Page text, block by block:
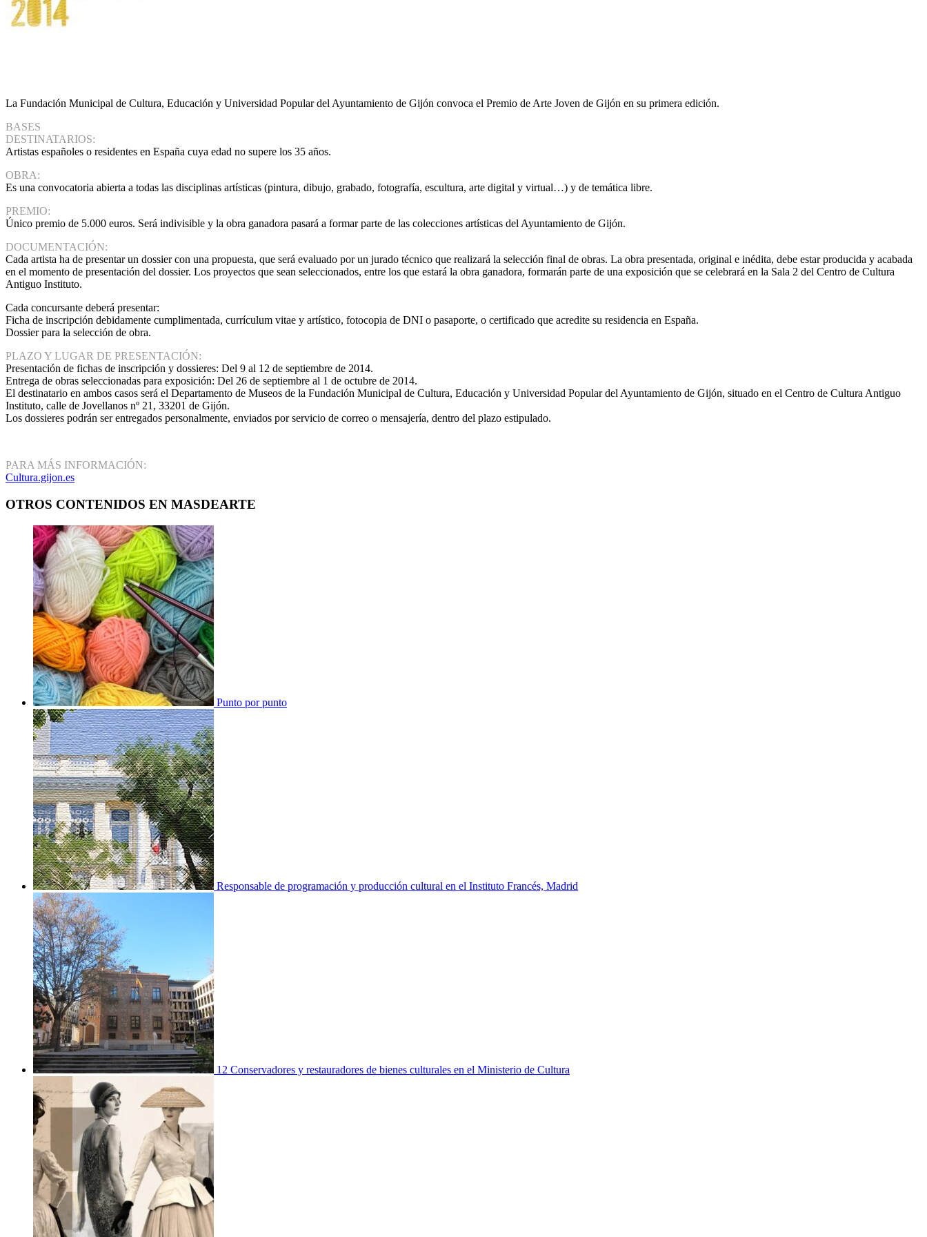
La Fundación Municipal de Cultura, Educación y Universidad Popular del Ayuntamiento de Gijón convoca el Premio de Arte Joven de Gijón en su primera edición.
BASES
DESTINATARIOS:
Artistas españoles o residentes en España cuya edad no supere los 35 años.
OBRA:
Es una convocatoria abierta a todas las disciplinas artísticas (pintura, dibujo, grabado, fotografía, escultura, arte digital y virtual…) y de temática libre.
PREMIO:
Único premio de 5.000 euros. Será indivisible y la obra ganadora pasará a formar parte de las colecciones artísticas del Ayuntamiento de Gijón.
DOCUMENTACIÓN:
Cada artista ha de presentar un dossier con una propuesta, que será evaluado por un jurado técnico que realizará la selección final de obras. La obra presentada, original e inédita, debe estar producida y acabada
en el momento de presentación del dossier. Los proyectos que sean seleccionados, entre los que estará la obra ganadora, formarán parte de una exposición que se celebrará en la Sala 2 del Centro de Cultura
Antiguo Instituto.
Cada concursante deberá presentar:
Ficha de inscripción debidamente cumplimentada, currículum vitae y artístico, fotocopia de DNI o pasaporte, o certificado que acredite su residencia en España.
Dossier para la selección de obra.
PLAZO Y LUGAR DE PRESENTACIÓN:
Presentación de fichas de inscripción y dossieres: Del 9 al 12 de septiembre de 2014.
Entrega de obras seleccionadas para exposición: Del 26 de septiembre al 1 de octubre de 2014.
El destinatario en ambos casos será el Departamento de Museos de la Fundación Municipal de Cultura, Educación y Universidad Popular del Ayuntamiento de Gijón, situado en el Centro de Cultura Antiguo
Instituto, calle de Jovellanos nº 21, 33201 de Gijón.
Los dossieres podrán ser entregados personalmente, enviados por servicio de correo o mensajería, dentro del plazo estipulado.
PARA MÁS INFORMACIÓN:
Cultura.gijon.es
OTROS CONTENIDOS EN MASDEARTE
Punto por punto
Responsable de programación y producción cultural en el Instituto Francés, Madrid
12 Conservadores y restauradores de bienes culturales en el Ministerio de Cultura